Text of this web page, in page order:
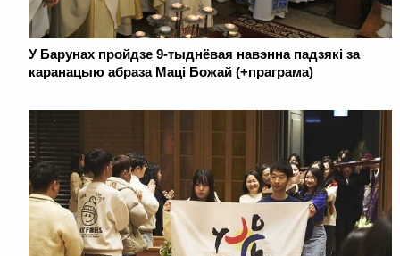
У Барунах пройдзе 9-тыднёвая навэнна падзякі за
каранацыю абраза Маці Божай (+праграма)